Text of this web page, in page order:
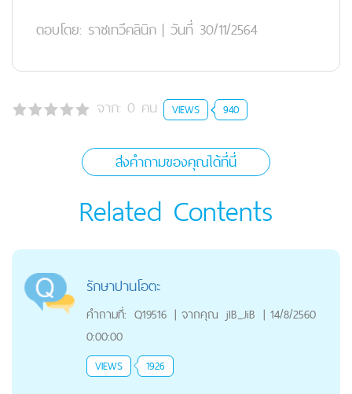
ตอบโดย: ราชเทวีคลินิก | วันที่ 30/11/2564
จาก: 0 คน VIEWS 940
ส่งคำถามของคุณได้ที่นี่
Related Contents
รักษาปานโอตะ
คำถามที่: Q19516 | จากคุณ jIB_JiB | 14/8/2560
0:00:00
VIEWS 1926